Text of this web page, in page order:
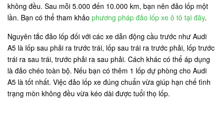
không đều. Sau mỗi 5.000 đến 10.000 km, bạn nên đảo lốp một
lần. Bạn có thể tham khảo phương pháp đảo lốp xe ô tô tại đây.
Nguyên tắc đảo lốp đối với các xe dẫn động cầu trước như Audi
A5 là lốp sau phải ra trước trái, lốp sau trái ra trước phải, lốp trước
trái ra sau trái, trước phải ra sau phải. Cách khác có thể áp dụng
là đảo chéo toàn bộ. Nếu bạn có thêm 1 lốp dự phòng cho Audi
A5 là tốt nhất. Việc đảo lốp xe đúng chuẩn vừa giúp hạn chế tình
trạng mòn không đều vừa kéo dài được tuổi thọ lốp.